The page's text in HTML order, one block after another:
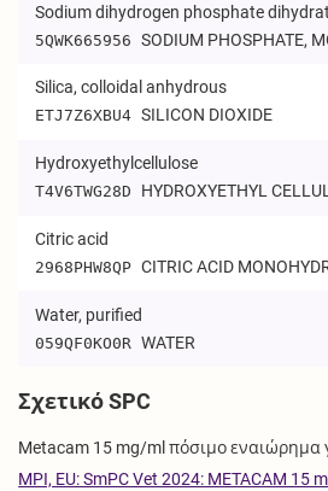
Sodium dihydrogen phosphate
5QWK665956SODIUM PHOSPHATE,
Silica, colloidal anhydrous
ETJ7Z6XBU4SILICON DIOXIDE
Hydroxyethylcellulose
T4V6TWG28D HYDROXYETHYL
Citric acid
2968PHW8QPCITRIC ACID
Water, purified
059QF0KO0RWATER
Σχετικό SPC
Metacam 15 mg/ml πόσιμο εναιώρημα
MPI, EU: SmPC Vet 2024: METACAM